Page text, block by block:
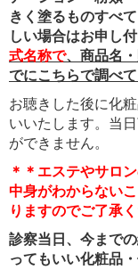
きく塗るものすべ
しい場合はお申し付
式名称で、 商品名
でにこちらで調べ
お聴きした後に化
いいたします。当
ができません。
＊＊エステやサロ
中身がわからない
りますのでご了承く
診察当日、今まで
ってもいい化粧品